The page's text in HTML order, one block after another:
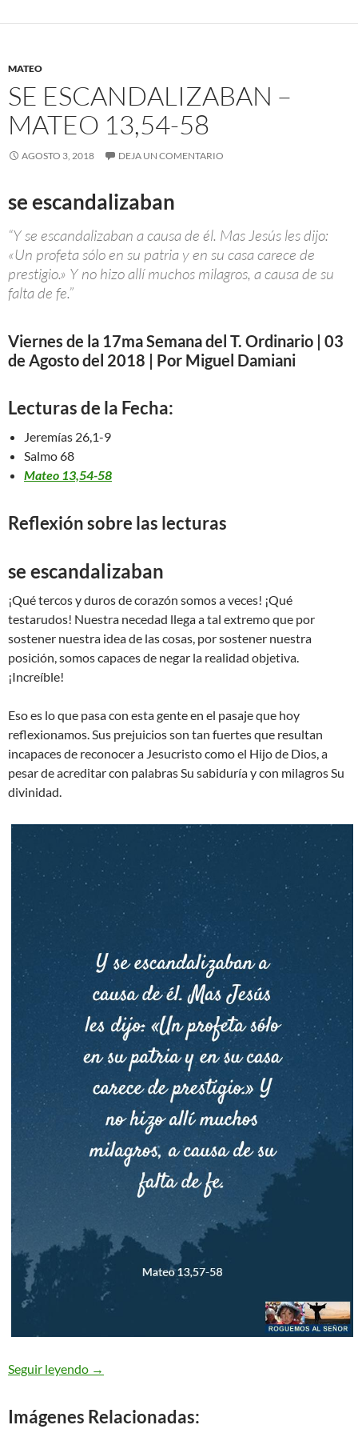
MATEO
SE ESCANDALIZABAN –
MATEO 13,54-58
AGOSTO 3, 2018 DEJA UN COMENTARIO
se escandalizaban
“Y se escandalizaban a causa de él. Mas Jesús les dijo:
«Un profeta sólo en su patria y en su casa carece de
prestigio.» Y no hizo allí muchos milagros, a causa de su
falta de fe.”
Viernes de la 17ma Semana del T. Ordinario | 03
de Agosto del 2018 | Por Miguel Damiani
Lecturas de la Fecha:
Jeremías 26,1-9
Salmo 68
Mateo 13,54-58
Reflexión sobre las lecturas
se escandalizaban
¡Qué tercos y duros de corazón somos a veces! ¡Qué
testarudos! Nuestra necedad llega a tal extremo que por
sostener nuestra idea de las cosas, por sostener nuestra
posición, somos capaces de negar la realidad objetiva.
¡Increíble!
Eso es lo que pasa con esta gente en el pasaje que hoy
reflexionamos. Sus prejuicios son tan fuertes que resultan
incapaces de reconocer a Jesucristo como el Hijo de Dios, a
pesar de acreditar con palabras Su sabiduría y con milagros Su
divinidad.
Seguir leyendo se escandalizaban – Mateo 13,54-58
→
Imágenes Relacionadas: